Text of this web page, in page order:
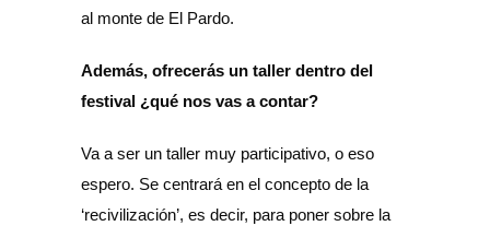
al monte de El Pardo.
Además, ofrecerás un taller dentro del
festival ¿qué nos vas a contar?
Va a ser un taller muy participativo, o eso
espero. Se centrará en el concepto de la
‘recivilización’, es decir, para poner sobre la